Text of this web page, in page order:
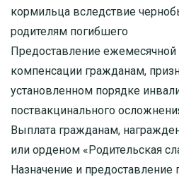
кормильца вследствие
родителям погибшего
Предоставление
компенсации гражданам,
установленном порядке
поствакцинального
Выплата гражданам,
или орденом «Родительская
Назначение и предоставление